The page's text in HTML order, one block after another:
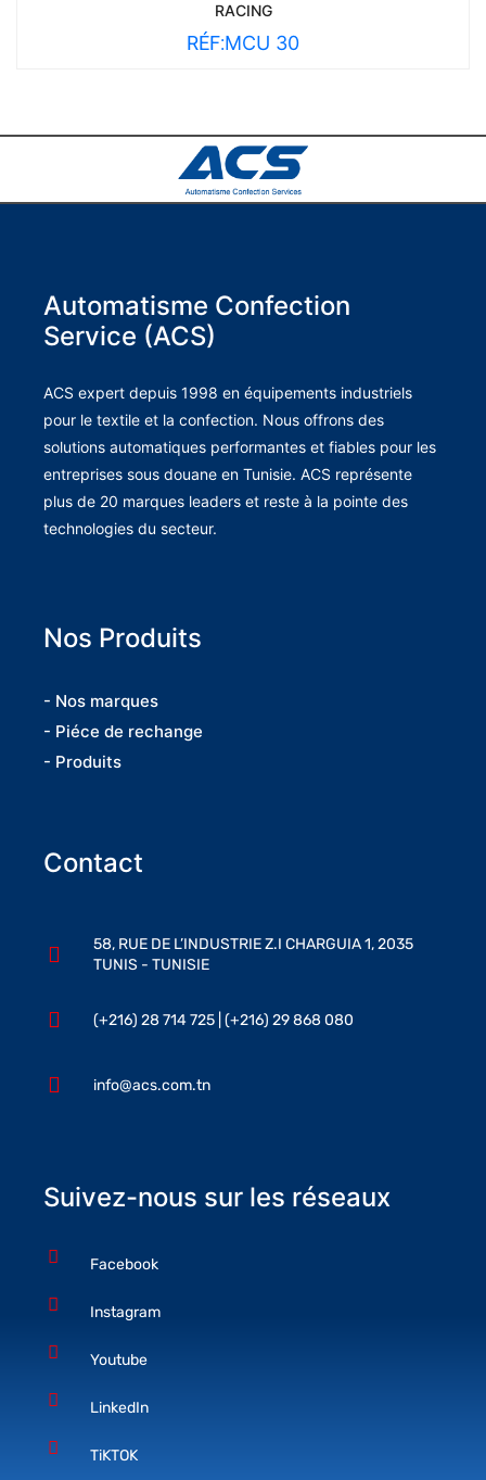
RACING
RÉF:MCU 30
Automatisme Confection
Service (ACS)
ACS expert depuis 1998 en équipements industriels
pour le textile et la confection. Nous offrons des
solutions automatiques performantes et fiables pour les
entreprises sous douane en Tunisie. ACS représente
plus de 20 marques leaders et reste à la pointe des
technologies du secteur.
Nos Produits
- Nos marques
- Piéce de rechange
- Produits
Contact
58, RUE DE L’INDUSTRIE Z.I CHARGUIA 1, 2035
TUNIS - TUNISIE
(+216) 28 714 725 | (+216) 29 868 080
info@acs.com.tn
Suivez-nous sur les réseaux
Facebook
Instagram
Youtube
LinkedIn
TiKTOK